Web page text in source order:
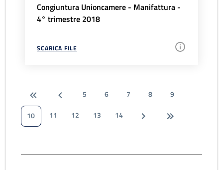
Congiuntura Unioncamere - Manifattura -
4° trimestre 2018
SCARICA FILE
5 6 7 8
9
10
11 12 13 14